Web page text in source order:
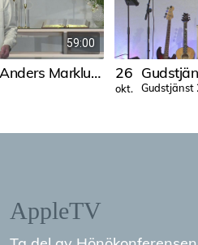
59:00
Gudstjänst - Anders Marklund 26
okt. Gudstjänst
AppleTV